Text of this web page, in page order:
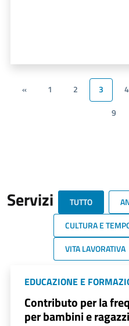
« 1 2 3 4
9
Servizi TUTTO
CULTURA E
VITA LAVORATIVA
EDUCAZIONE E
Contributo per la
per bambini e ragazzi